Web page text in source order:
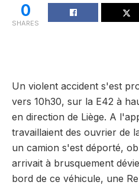
0
SHARES
Un violent accident s'est
vers 10h30, sur la E42 à
en direction de Liège. A
travaillaient des ouvrier de
un camion s'est déporté,
arrivait à brusquement
bord de ce véhicule, une